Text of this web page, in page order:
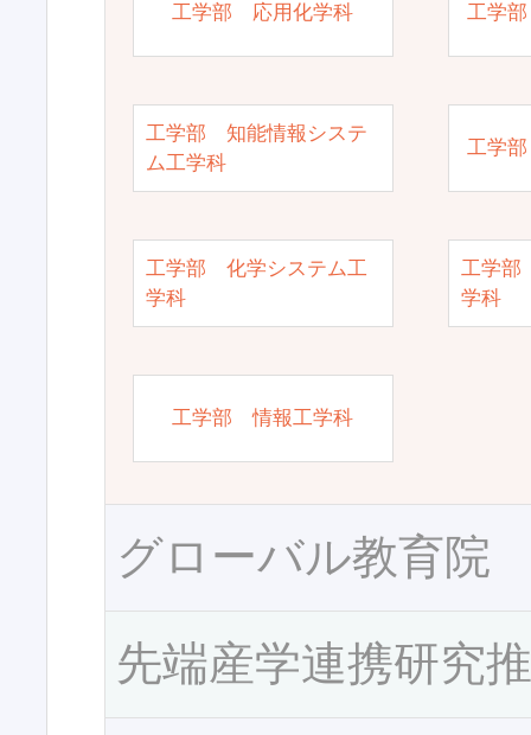
工学部 応用化学科 工学
工学部 知能情報システ
ム工学科
工学
工学部 化学システム工
学科
工学部
学科
工学部 情報工学科
グローバル教育院
先端産学連携研究